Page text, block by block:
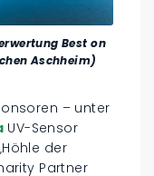
Best on
Aschheim)
– unter
UV-Sensor
der
Partner